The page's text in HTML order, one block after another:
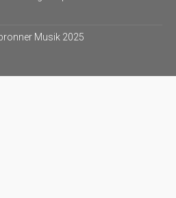
Musik 2025